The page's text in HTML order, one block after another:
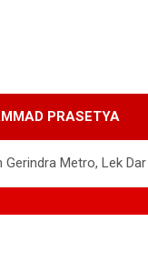
PRASETYA
Gerindra Metro, Lek